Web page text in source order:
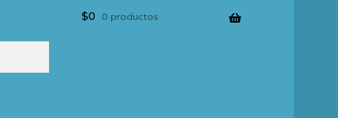
$0 0 productos